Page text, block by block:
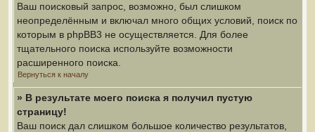
Ваш поисковый запрос, возможно, был слишком
неопределённым и включал много общих условий, поиск по
которым в phpBB3 не осуществляется. Для более
тщательного поиска используйте возможности
расширенного поиска.
Вернуться к началу
» В результате моего поиска я получил пустую
страницу!
Ваш поиск дал слишком большое количество результатов,